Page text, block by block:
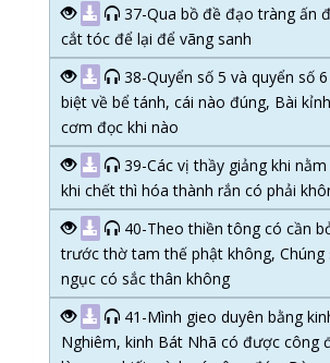
37-Qua bồ đề đạo tràng ấn
cắt tóc để lại để vãng sanh
38-Quyển số 5 và quyển số
biệt về bể tánh, cái nào đúng, Bài
cơm đọc khi nào
39-Các vị thầy giảng khi
khi chết thì hóa thành rắn có phải
40-Theo thiền tông có cần
trước thờ tam thế phật không, Chúng
ngục có sắc thân không
41-Mình gieo duyên bằng
Nghiêm, kinh Bát Nhã có được công